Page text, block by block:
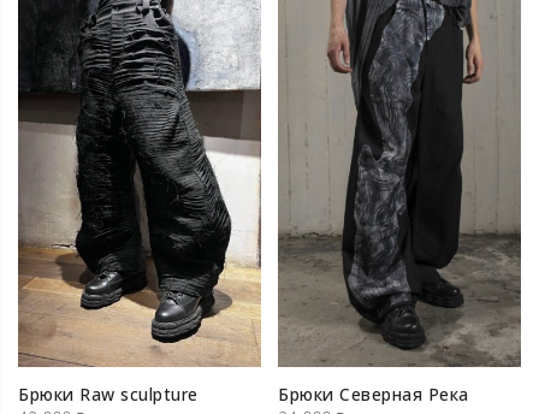
Брюки Raw sculpture
Брюки Северная Река